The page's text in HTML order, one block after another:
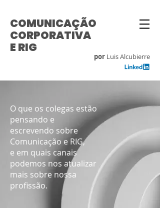
por Luis Alcubierre
COMUNICAÇÃO
CORPORATIVA
E RIG
O que os colegas estão
pensando e
escrevendo sobre
Comunicação e RIG,
e em quais canais
podemos nos atualizar
mais sobre nossa
profissão.